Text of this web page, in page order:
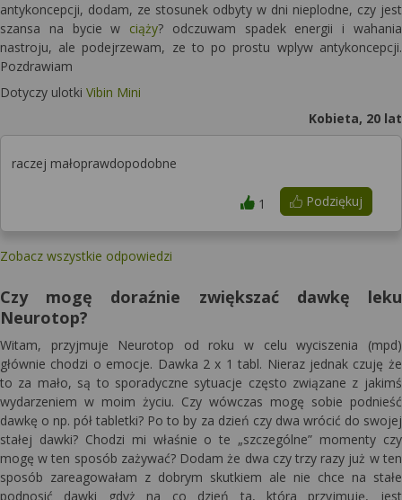
antykoncepcji, dodam, ze stosunek odbyty w dni nieplodne, czy jest
szansa na bycie w ciąży? odczuwam spadek energii i wahania
nastroju, ale podejrzewam, ze to po prostu wplyw antykoncepcji.
Pozdrawiam
Dotyczy ulotki Vibin Mini
Kobieta, 20 lat
raczej małoprawdopodobne
Podziękuj
1
Zobacz wszystkie odpowiedzi
Czy mogę doraźnie zwiększać dawkę leku
Neurotop?
Witam, przyjmuje Neurotop od roku w celu wyciszenia (mpd)
głównie chodzi o emocje. Dawka 2 x 1 tabl. Nieraz jednak czuję że
to za mało, są to sporadyczne sytuacje często związane z jakimś
wydarzeniem w moim życiu. Czy wówczas mogę sobie podnieść
dawkę o np. pół tabletki? Po to by za dzień czy dwa wrócić do swojej
stałej dawki? Chodzi mi właśnie o te „szczególne” momenty czy
mogę w ten sposób zażywać? Dodam że dwa czy trzy razy już w ten
sposób zareagowałam z dobrym skutkiem ale nie chce na stałe
podnosić dawki gdyż na co dzień ta, która przyjmuję, jest